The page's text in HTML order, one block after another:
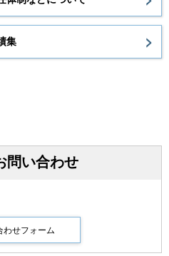
集
問い合わせ